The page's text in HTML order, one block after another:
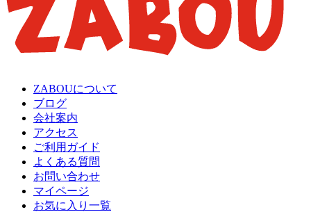
ZABOUについて
ブログ
会社案内
アクセス
ご利用ガイド
よくある質問
お問い合わせ
マイページ
お気に入り一覧